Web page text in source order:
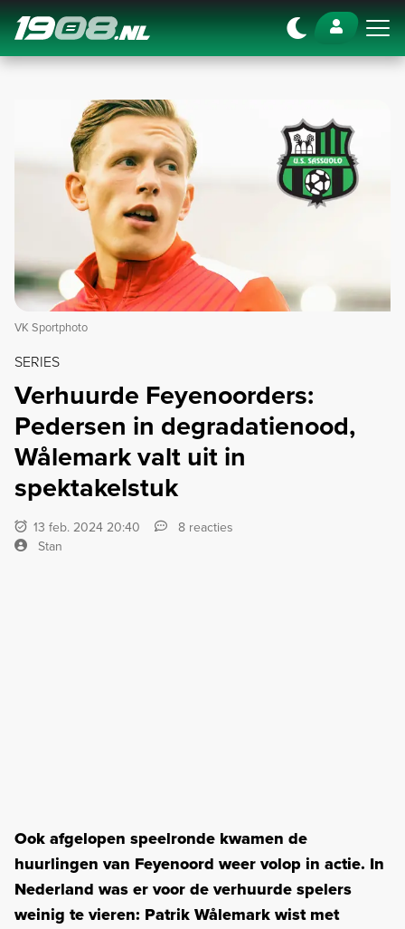
Navigation
VK Sportphoto
SERIES
Verhuurde Feyenoorders:
Pedersen in degradatienood,
Wålemark valt uit in
spektakelstuk
13 feb. 2024 20:40
8 reacties
Stan
Ook afgelopen speelronde kwamen de
huurlingen van Feyenoord weer volop in actie. In
Nederland was er voor de verhuurde spelers
weinig te vieren: Patrik Wålemark wist met